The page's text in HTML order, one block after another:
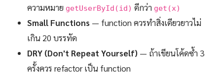
ความหมาย getUserById(id) ดีกว่า get(x)
Small Functions — function ควรทำสิ่งเดียวยาวไม่
เกิน 20 บรรทัด
DRY (Don't Repeat Yourself) — ถ้าเขียนโค้ดซ้ำ 3
ครั้งควร refactor เป็น function